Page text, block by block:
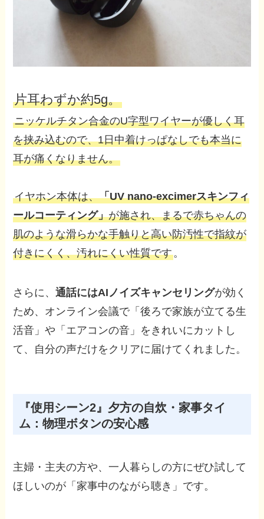
片耳わずか約5g。
ニッケルチタン合金のU字型ワイヤーが優しく耳
を挟み込むので、1日中着けっぱなしでも本当に
耳が痛くなりません。
イヤホン本体は、「UV nano-excimerスキンフィ
ールコーティング」が施され、まるで赤ちゃんの
肌のような滑らかな手触りと高い防汚性で指紋が
付きにくく、汚れにくい性質です。
さらに、通話にはAIノイズキャンセリングが効く
ため、オンライン会議で「後ろで家族が立てる生
活音」や「エアコンの音」をきれいにカットし
て、自分の声だけをクリアに届けてくれました。
『使用シーン2』夕方の自炊・家事タイ
ム：物理ボタンの安心感
主婦・主夫の方や、一人暮らしの方にぜひ試して
ほしいのが「家事中のながら聴き」です。